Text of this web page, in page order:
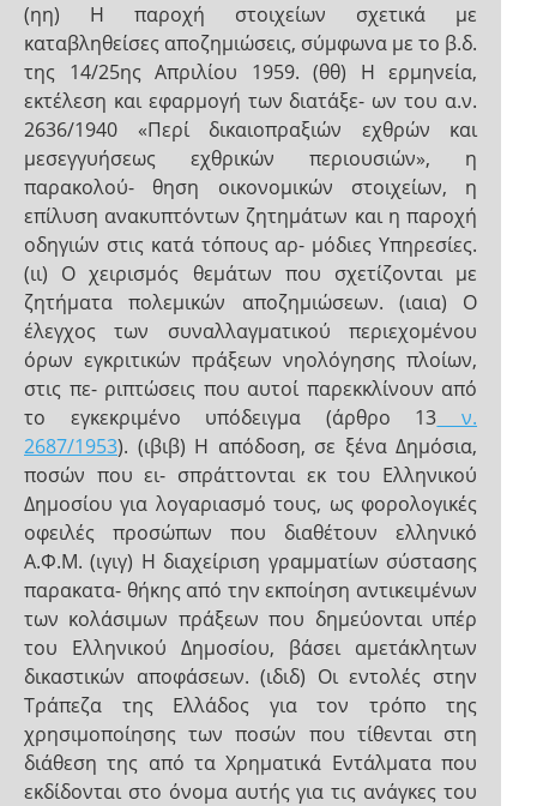
(ηη) Η παροχή στοιχείων σχετικά με
καταβληθείσες αποζημιώσεις, σύμφωνα με το β.δ.
της 14/25ης Απριλίου 1959. (θθ) Η ερμηνεία,
εκτέλεση και εφαρμογή των διατάξε- ων του α.ν.
2636/1940 «Περί δικαιοπραξιών εχθρών και
μεσεγγυήσεως εχθρικών περιουσιών», η
παρακολού- θηση οικονομικών στοιχείων, η
επίλυση ανακυπτόντων ζητημάτων και η παροχή
οδηγιών στις κατά τόπους αρ- μόδιες Υπηρεσίες.
(ιι) Ο χειρισμός θεμάτων που σχετίζονται με
ζητήματα πολεμικών αποζημιώσεων. (ιαια) Ο
έλεγχος των συναλλαγματικού περιεχομένου
όρων εγκριτικών πράξεων νηολόγησης πλοίων,
στις πε- ριπτώσεις που αυτοί παρεκκλίνουν από
το εγκεκριμένο υπόδειγμα (άρθρο 13 ν.
2687/1953). (ιβιβ) Η απόδοση, σε ξένα Δημόσια,
ποσών που ει- σπράττονται εκ του Ελληνικού
Δημοσίου για λογαριασμό τους, ως φορολογικές
οφειλές προσώπων που διαθέτουν ελληνικό
Α.Φ.Μ. (ιγιγ) Η διαχείριση γραμματίων σύστασης
παρακατα- θήκης από την εκποίηση αντικειμένων
των κολάσιμων πράξεων που δημεύονται υπέρ
του Ελληνικού Δημοσίου, βάσει αμετάκλητων
δικαστικών αποφάσεων. (ιδιδ) Οι εντολές στην
Τράπεζα της Ελλάδος για τον τρόπο της
χρησιμοποίησης των ποσών που τίθενται στη
διάθεση της από τα Χρηματικά Εντάλματα που
εκδίδονται στο όνομα αυτής για τις ανάγκες του